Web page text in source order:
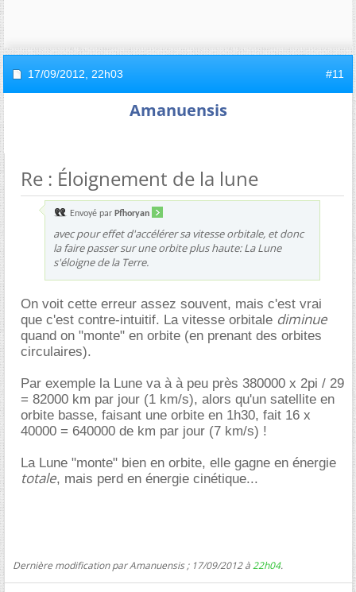
17/09/2012, 22h03 #11
Amanuensis
Re : Éloignement de la lune
Envoyé par Pfhoryan
avec pour effet d'accélérer sa vitesse orbitale, et donc
la faire passer sur une orbite plus haute: La Lune
s'éloigne de la Terre.
On voit cette erreur assez souvent, mais c'est vrai
que c'est contre-intuitif. La vitesse orbitale diminue
quand on "monte" en orbite (en prenant des orbites
circulaires).
Par exemple la Lune va à à peu près 380000 x 2pi / 29
= 82000 km par jour (1 km/s), alors qu'un satellite en
orbite basse, faisant une orbite en 1h30, fait 16 x
40000 = 640000 de km par jour (7 km/s) !
La Lune "monte" bien en orbite, elle gagne en énergie
totale, mais perd en énergie cinétique...
Dernière modification par Amanuensis ; 17/09/2012 à22h04.